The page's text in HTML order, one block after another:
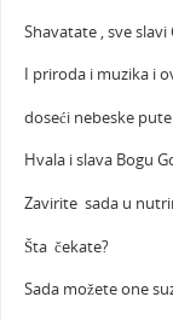
Shavatate , sve
I priroda i muzika i
doseći nebeske
Hvala i slava Bogu
Zavirite sada u
Šta čekate?
Sada možete one